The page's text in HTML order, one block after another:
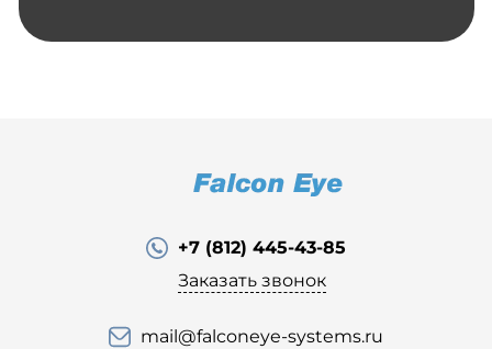
+7 (812) 445-43-85
Заказать звонок
mail@falconeye-systems.ru